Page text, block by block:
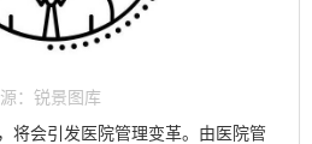
：锐景图库
将会引发医院管理变革。由医院管